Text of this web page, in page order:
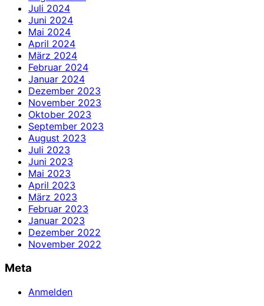
Juli 2024
Juni 2024
Mai 2024
April 2024
März 2024
Februar 2024
Januar 2024
Dezember 2023
November 2023
Oktober 2023
September 2023
August 2023
Juli 2023
Juni 2023
Mai 2023
April 2023
März 2023
Februar 2023
Januar 2023
Dezember 2022
November 2022
Meta
Anmelden